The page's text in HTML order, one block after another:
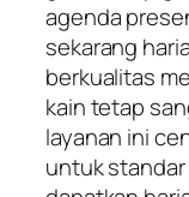
agenda
sekarang
berkualitas
kain tetap
layanan ini
untuk